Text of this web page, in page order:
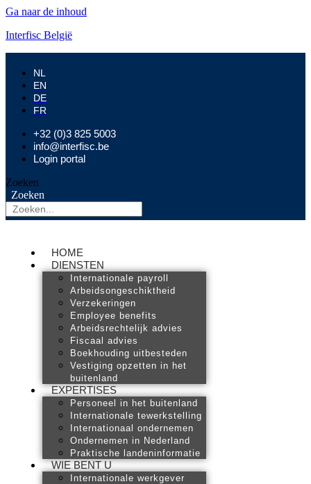
Ga naar de inhoud
Interfisc België
NL
EN
DE
FR
+32 (0)3 825 5003
info@interfisc.be
Login portal
Zoeken
Zoeken
HOME
DIENSTEN
Internationale payroll
Arbeidsongeschiktheid
Verzekeringen
Employee benefits
Arbeidsrechtelijk advies
Fiscaal advies
Boekhouding uitbesteden
Vestiging opzetten in het
buitenland
EXPERTISES
Personeel in het buitenland
Internationale tewerkstelling
Internationaal ondernemen
Ondernemen in Nederland
Praktische landeninformatie
WIE BENT U
Internationale werkgever